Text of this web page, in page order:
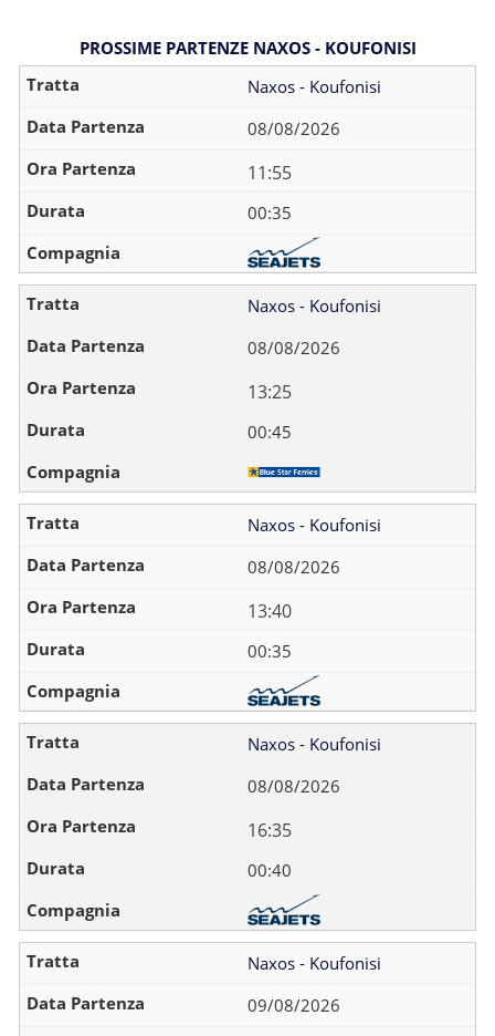
PROSSIME PARTENZE NAXOS - KOUFONISI
Naxos - Koufonisi
08/08/2026
11:55
00:35
Naxos - Koufonisi
08/08/2026
13:25
00:45
Naxos - Koufonisi
08/08/2026
13:40
00:35
Naxos - Koufonisi
08/08/2026
16:35
00:40
Naxos - Koufonisi
09/08/2026